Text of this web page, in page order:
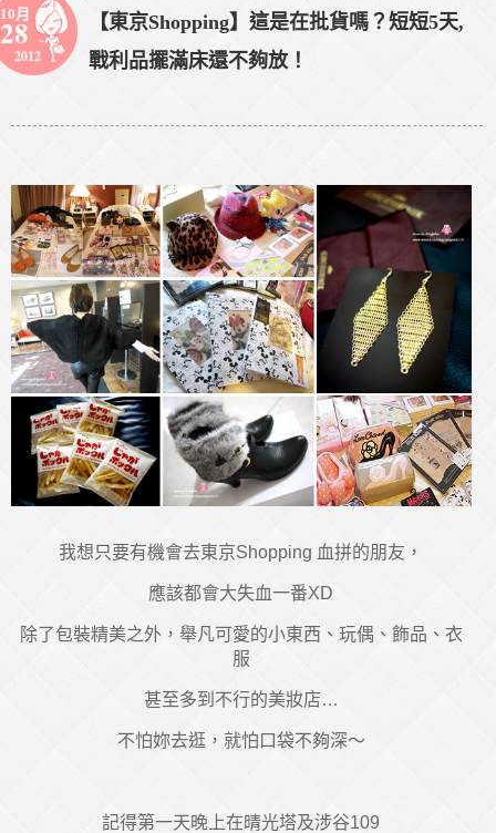
10月
28
2012
【東京Shopping】這是在批貨嗎？短短5天,
戰利品擺滿床還不夠放！
我想只要有機會去東京Shopping 血拼的朋友，
應該都會大失血一番XD
除了包裝精美之外，舉凡可愛的小東西、玩偶、飾品、衣
服
甚至多到不行的美妝店…
不怕妳去逛，就怕口袋不夠深～
記得第一天晚上在晴光塔及涉谷109